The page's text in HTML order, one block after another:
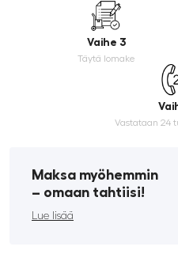
Vaihe 3
Täytä lomake
Vastataan 24
Maksa myöhemmin
­– omaan tahtiisi!
Lue lisää